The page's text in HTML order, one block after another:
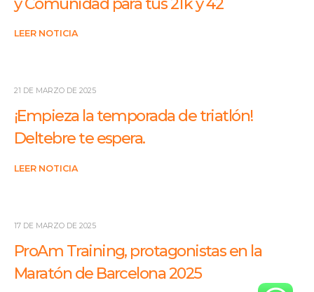
LEER NOTICIA
21 DE MARZO DE 2025
¡Empieza la temporada de triatlón!
Deltebre te espera.
LEER NOTICIA
17 DE MARZO DE 2025
ProAm Training, protagonistas en la
Maratón de Barcelona 2025